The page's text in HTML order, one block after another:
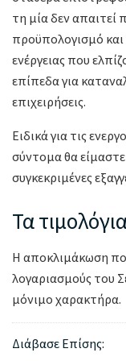
τη μία δεν
προϋπολογισμό
ενέργειας που
επίπεδα για
επιχειρήσεις.
Ειδικά για τις
σύντομα θα
συγκεκριμένες
Τα
Η αποκλιμάκωση
λογαριασμούς του
μόνιμο χαρακτήρα.
Διάβασε Επίσης: